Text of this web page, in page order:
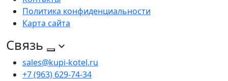
Политика конфиденциальности
Карта сайта
Связь
sales@kupi-kotel.ru
+7 (963) 629-74-34